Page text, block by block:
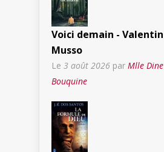
Voici demain - Valentin
Musso
Le 3 août 2026 par Mlle Dine
Bouquine